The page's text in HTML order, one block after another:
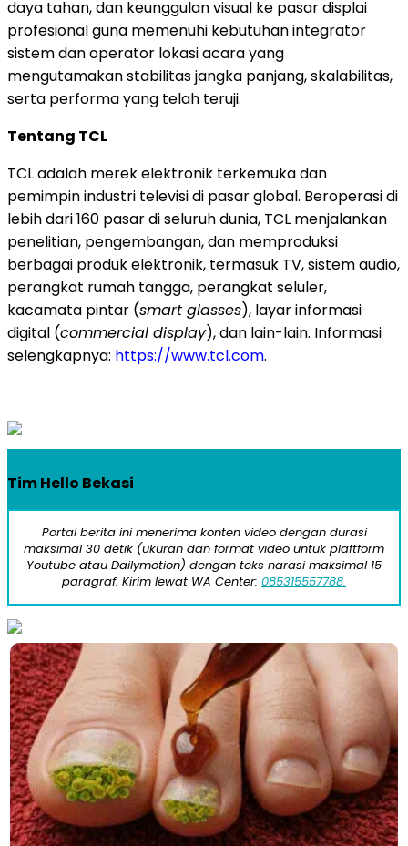
daya tahan, dan keunggulan visual ke pasar displai
profesional guna memenuhi kebutuhan integrator
sistem dan operator lokasi acara yang
mengutamakan stabilitas jangka panjang, skalabilitas,
serta performa yang telah teruji.
Tentang TCL
TCL adalah merek elektronik terkemuka dan
pemimpin industri televisi di pasar global. Beroperasi di
lebih dari 160 pasar di seluruh dunia, TCL menjalankan
penelitian, pengembangan, dan memproduksi
berbagai produk elektronik, termasuk TV, sistem audio,
perangkat rumah tangga, perangkat seluler,
kacamata pintar (smart glasses), layar informasi
digital (commercial display), dan lain-lain. Informasi
selengkapnya: https://www.tcl.com.
Tim Hello Bekasi
Portal berita ini menerima konten video dengan durasi
maksimal 30 detik (ukuran dan format video untuk plaftform
Youtube atau Dailymotion) dengan teks narasi maksimal 15
paragraf. Kirim lewat WA Center: 085315557788.